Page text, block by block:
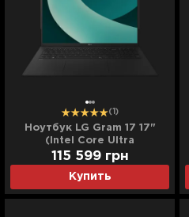
(1)
Ноутбук LG Gram 17 17"
(Intel Core Ultra
7/32GB/1TB (SSD)/Intel
Arc) (17Z90TL-H.AUB6U3)
(Standard)
Купить
115 599 грн